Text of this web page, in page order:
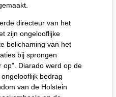
directeur van het
zijn ongelooflijke
belichaming van het
bij sprongen
op". Diarado werd op de
bedrag
van de Holstein